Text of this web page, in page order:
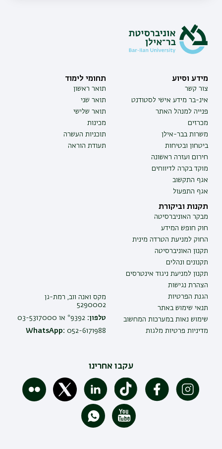
מידע וסיוע
צור קשר
אינ-בר מידע אישי לסטודנט
פנייה למנהל האתר
מכרזים
משרות בבר-אילן
ביטחון ובטיחות
חירום ועזרה ראשונה
מוקד בקרה לדיווחים
אגף התקשוב
אגף התפעול
תחומי לימוד
תואר ראשון
תואר שני
תואר שלישי
מכינות
תוכניות העשרה
תעודת הוראה
תקנות וביקורת
מבקר האוניברסיטה
חוק חופש המידע
החוק למניעת הטרדה מינית
תקנון האוניברסיטה
תקנונים ונהלים
תקנון למניעת ניגוד אינטרסים
הצהרת נגישות
הגנת הפרטיות
תנאי שימוש באתר
שימוש נאות במערכות המחשוב
מדיניות פרטיות מלגות
מקס ואנה ווב, רמת-גן
5290002
טלפון:
WhatsApp: 052-6171988
עקבו אחרינו